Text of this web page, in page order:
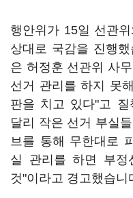
행안위가 15일 선관
상대로 국감을 진행
은 허정훈 선관위 사
선거 관리를 하지 못
판을 치고 있다"고 질
달리 작은 선거 부실
브를 통해 무한대로
실 관리를 하면 부정
것"이라고 경고했습니